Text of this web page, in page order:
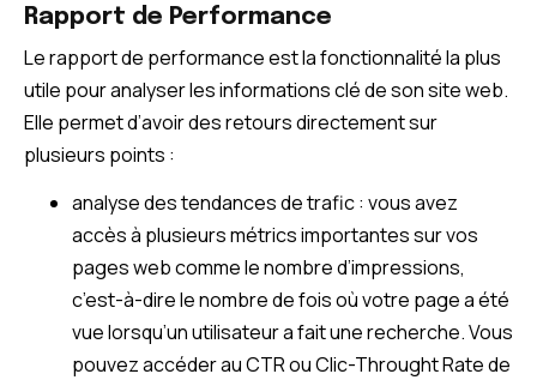
Rapport de Performance
Lerapport de performance est la fonctionnalité la plus
utile pour analyser les informations clé de son site web.
Elle permet d’avoir des retours directement sur
plusieurs points :
analyse des tendances de trafic : vous avez
accès à plusieurs métrics importantes sur vos
pages web comme le nombre d’impressions,
c’est-à-dire le nombre de fois où votre page a été
vue lorsqu’un utilisateur a fait une recherche. Vous
pouvez accéder au CTR ou Clic-Throught Rate de